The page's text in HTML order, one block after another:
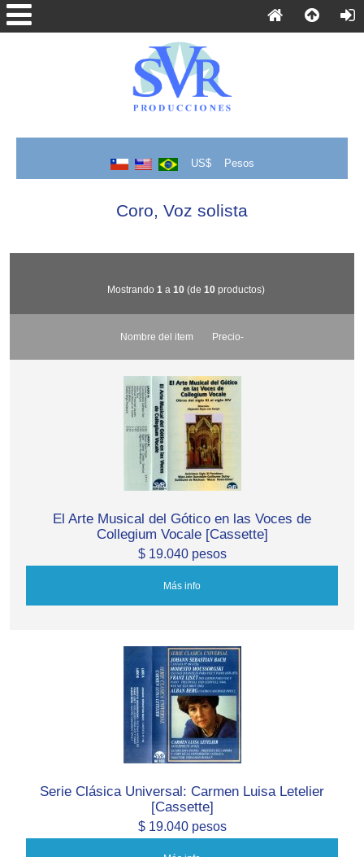
US$ Pesos
Coro, Voz solista
Mostrando 1 a 10 (de 10 productos)
Nombre del item Precio-
El Arte Musical del Gótico en las Voces de
Collegium Vocale [Cassette]
$ 19.040 pesos
Más info
Serie Clásica Universal: Carmen Luisa Letelier
[Cassette]
$ 19.040 pesos